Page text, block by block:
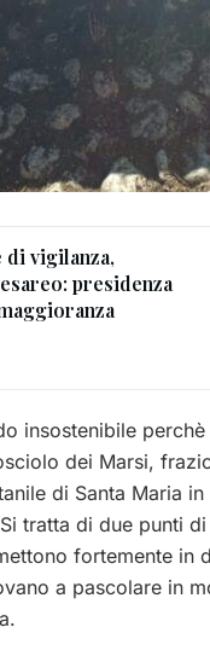
di vigilanza,
presidenza
insostenibile
dei Marsi,
di Santa Maria
tratta di due punti
fortemente in
a pascolare in